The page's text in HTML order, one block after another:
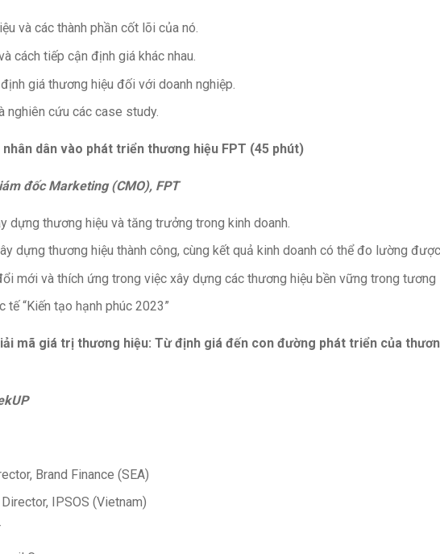
và các thành phần cốt lõi của nó.
cách tiếp cận định giá khác nhau.
giá thương hiệu đối với doanh nghiệp.
nghiên cứu các case study.
dân vào phát triển thương hiệu FPT (45 phút)
đốc Marketing (CMO), FPT
dựng thương hiệu và tăng trưởng trong kinh doanh.
dựng thương hiệu thành công, cùng kết quả kinh doanh có thể đo lường
mới và thích ứng trong việc xây dựng các thương hiệu bền vững trong tương
“Kiến tạo hạnh phúc 2023”
mã giá trị thương hiệu: Từ định giá đến con đường phát triển của
Brand Finance (SEA)
IPSOS (Vietnam)